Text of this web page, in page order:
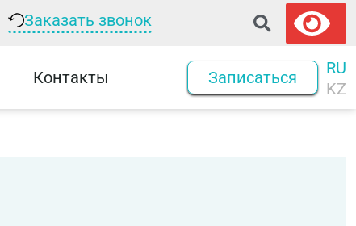
Заказать звонок
Контакты Записаться
RU
KZ